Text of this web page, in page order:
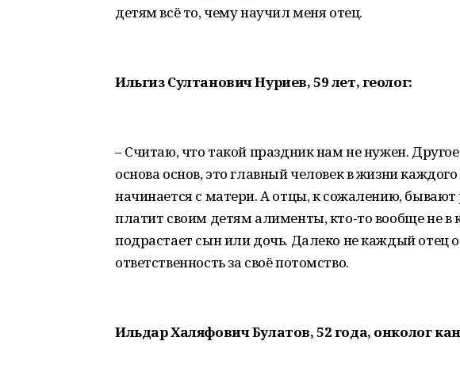
детям всё то, чему научил меня отец.
Ильгиз Султанович Нуриев, 59 лет, геолог:
– Считаю, что такой праздник нам не нужен.
основа основ, это главный человек в жизни
начинается с матери. А отцы, к сожалению, бывают
платит своим детям алименты, кто-то вообще не в
подрастает сын или дочь. Далеко не каждый отец
ответственность за своё потомство.
Ильдар Халяфович Булатов, 52 года, онколог